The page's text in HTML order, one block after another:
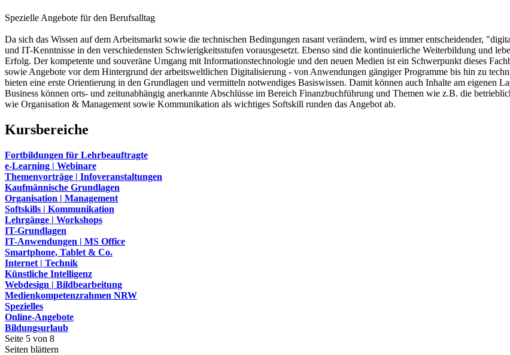
Spezielle Angebote für den Berufsalltag
Da sich das Wissen auf dem Arbeitsmarkt sowie die technischen Bedingungen rasant verändern, wird es immer entscheidender,
und IT-Kenntnisse in den verschiedensten Schwierigkeitsstufen vorausgesetzt. Ebenso sind die kontinuierliche Weiterbildung und
Erfolg. Der kompetente und souveräne Umgang mit Informationstechnologie und den neuen Medien ist ein Schwerpunkt dieses
sowie Angebote vor dem Hintergrund der arbeitsweltlichen Digitalisierung - von Anwendungen gängiger Programme bis hin zu
bieten eine erste Orientierung in den Grundlagen und vermitteln notwendiges Basiswissen. Damit können auch Inhalte am eigenen
Business können orts- und zeitunabhängig anerkannte Abschlüsse im Bereich Finanzbuchführung und Themen wie z.B. die
wie Organisation & Management sowie Kommunikation als wichtiges Softskill runden das Angebot ab.
Kursbereiche
Fortbildungen für Lehrbeauftragte
e-Learning | Webinare
Themenvorträge | Infoveranstaltungen
Kaufmännische Grundlagen
Organisation | Management
Softskills | Kommunikation
Lehrgänge | Workshops
IT-Grundlagen
IT-Anwendungen | MS Office
Smartphone, Tablet & Co.
Internet | Technik
Künstliche Intelligenz
Webdesign | Bildbearbeitung
Medienkompetenzrahmen NRW
Spezielles
Online-Angebote
Bildungsurlaub
Seite 5 von 8
Seiten blättern